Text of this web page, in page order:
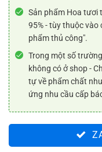
Sản phẩm Hoa tươi
95% - tùy thuộc vào
phẩm thủ công".
Trong một số
không có ở shop -
tự về phẩm chất
ứng nhu cầu cấp